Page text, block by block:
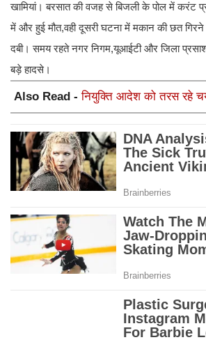
खामियां। बरसात की वजह से बिजली के पोल में करंट
में और हुई मौत,वही दूसरी घटना में मकान की छत
दबी। समय रहते नगर निगम,यूआईटी और जिला
बड़े हादसे।
Also Read -नियुक्ति आदेश को तरस रहे